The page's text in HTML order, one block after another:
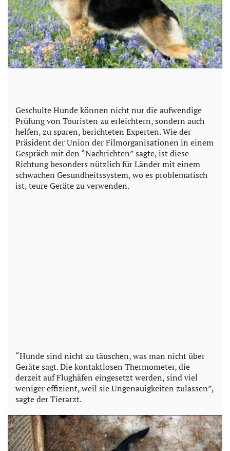
Geschulte Hunde können nicht nur die aufwendige
Prüfung von Touristen zu erleichtern, sondern auch
helfen, zu sparen, berichteten Experten. Wie der
Präsident der Union der Filmorganisationen in einem
Gespräch mit den “Nachrichten” sagte, ist diese
Richtung besonders nützlich für Länder mit einem
schwachen Gesundheitssystem, wo es problematisch
ist, teure Geräte zu verwenden.
“Hunde sind nicht zu täuschen, was man nicht über
Geräte sagt. Die kontaktlosen Thermometer, die
derzeit auf Flughäfen eingesetzt werden, sind viel
weniger effizient, weil sie Ungenauigkeiten zulassen”,
sagte der Tierarzt.